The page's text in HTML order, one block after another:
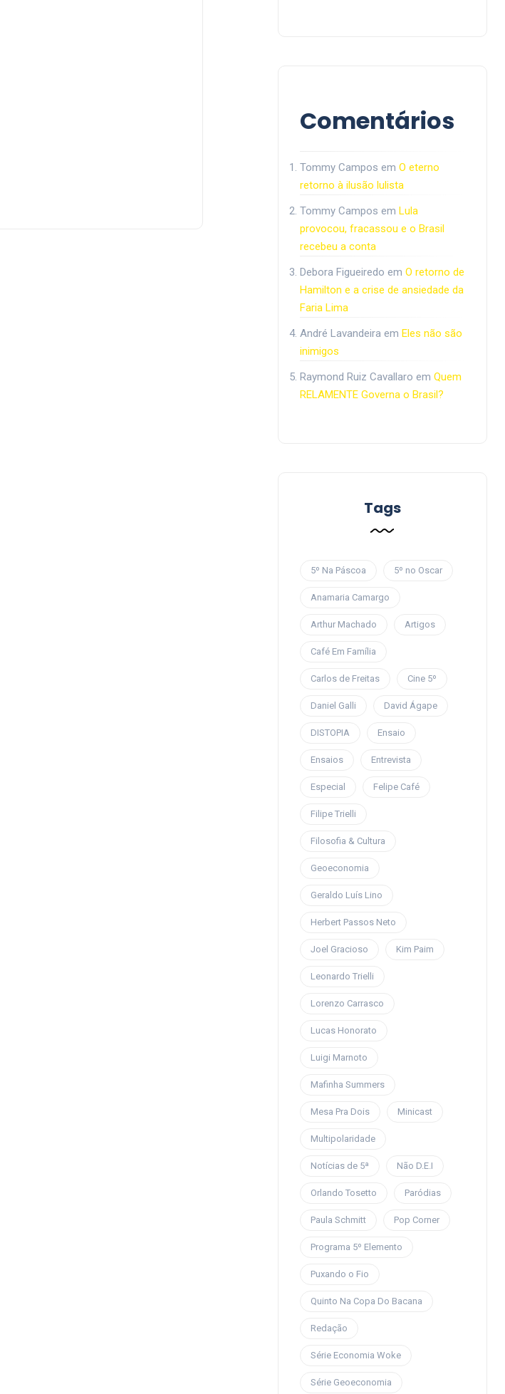
Comentários
Tommy Campos em O eterno
retorno à ilusão lulista
Tommy Campos em Lula
provocou, fracassou e o Brasil
recebeu a conta
Debora Figueiredo em O retorno de
Hamilton e a crise de ansiedade da
Faria Lima
André Lavandeiraem Eles não são
inimigos
Raymond Ruiz Cavallaro em Quem
RELAMENTE Governa o Brasil?
Tags
5º Na Páscoa 5º no Oscar
Anamaria Camargo
Arthur Machado Artigos
Café Em Família
Carlos de Freitas Cine 5º
Daniel Galli David Ágape
DISTOPIA Ensaio
Ensaios Entrevista
Especial Felipe Café
Filipe Trielli
Filosofia & Cultura
Geoeconomia
Geraldo Luís Lino
Herbert Passos Neto
Joel Gracioso Kim Paim
Leonardo Trielli
Lorenzo Carrasco
Lucas Honorato
Luigi Marnoto
Mafinha Summers
Mesa Pra Dois Minicast
Multipolaridade
Notícias de 5ª Não D.E.I
Orlando Tosetto Paródias
Paula Schmitt Pop Corner
Programa 5º Elemento
Puxando o Fio
Quinto Na Copa Do Bacana
Redação
Série Economia Woke
Série Geoeconomia